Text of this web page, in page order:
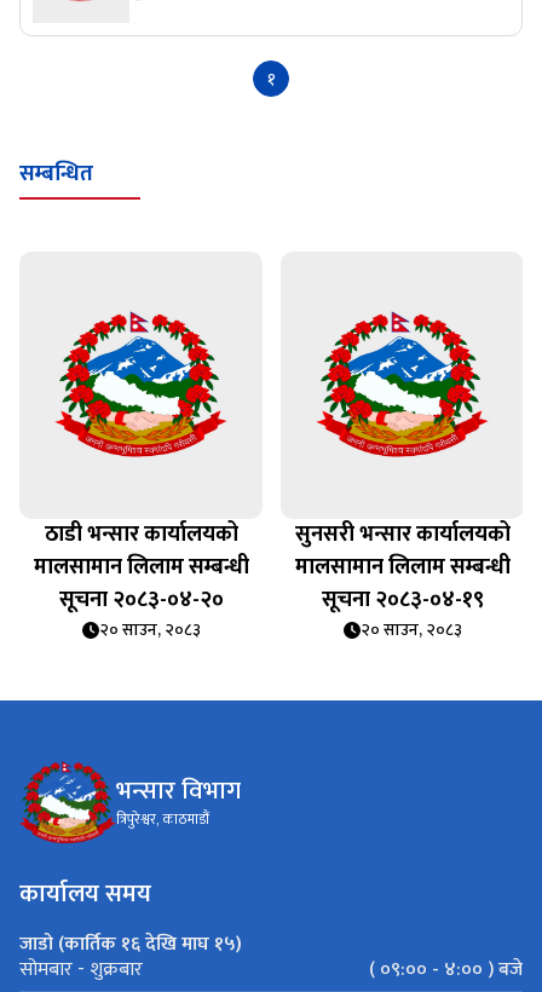
१
सम्बन्धित
ठाडी भन्सार कार्यालयको
मालसामान लिलाम सम्बन्धी
सूचना २०८३-०४-२०
२० साउन, २०८३
सुनसरी भन्सार कार्यालयको
मालसामान लिलाम सम्बन्धी
सूचना २०८३-०४-१९
२० साउन, २०८३
भन्सार विभाग
त्रिपुरेश्वर, काठमाडौं
कार्यालय समय
जाडो (कार्तिक १६ देखि माघ १५)
सोमबार - शुक्रबार
( ०९:०० - ४:०० ) बजे